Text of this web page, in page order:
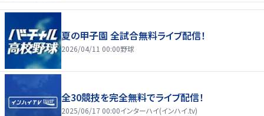
夏の甲子園 全試合無料ライブ配信！
2026/04/11 00:00野球
全30競技を完全無料でライブ配信！
2025/06/17 00:00インターハイ(インハイ.tv)